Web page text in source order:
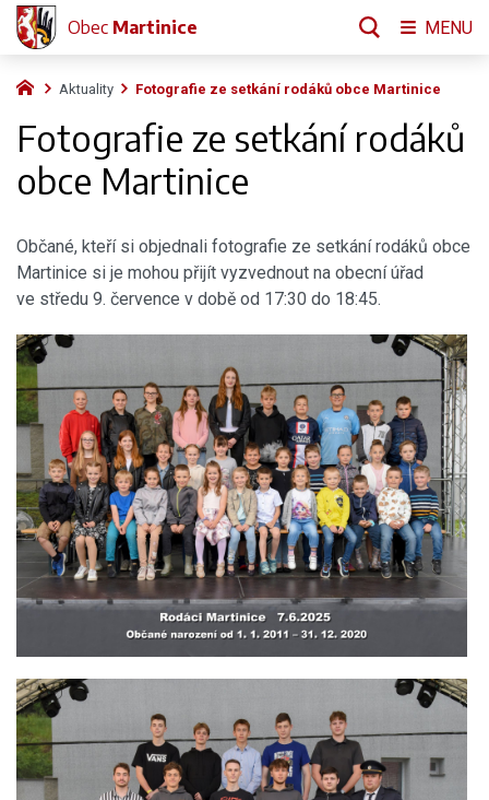
Aktuality Fotografie ze setkání rodáků obce Martinice
Fotografie ze setkání rodáků
obce Martinice
Občané, kteří si objednali fotografie ze setkání rodáků obce
Martinice si je mohou přijít vyzvednout na obecní úřad
ve středu 9. července v době od 17:30 do 18:45.
Obec Martinice MENU